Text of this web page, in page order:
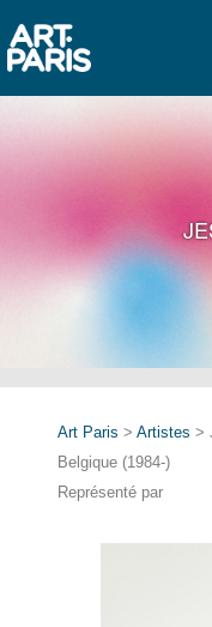
Art Paris > Artistes >
Belgique (1984-)
Représenté par